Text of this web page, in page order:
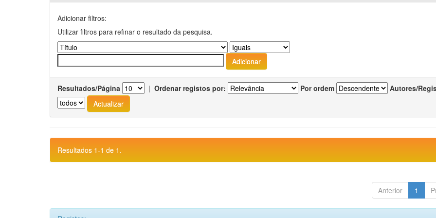
Adicionar filtros:
Utilizar filtros para refinar o resultado da pesquisa.
Resultados/Página | Ordenar registos por: Por ordem Autores/
Resultados 1-1 de 1.
Anterior 1